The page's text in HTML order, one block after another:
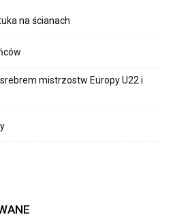
na ścianach
mistrzostw Europy U22 i